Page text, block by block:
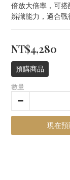
倍放大倍率，可
辨識能力，適合戰
NT$4,280
預購商品
數量
現在預